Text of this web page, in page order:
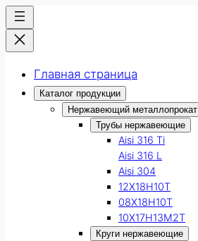
Главная страница
Каталог продукции
Нержавеющий металлопрокат
Трубы нержавеющие
Aisi 316 Ti
Aisi 316 L
Aisi 304
12Х18Н10Т
08Х18Н10Т
10Х17Н13М2Т
Круги нержавеющие